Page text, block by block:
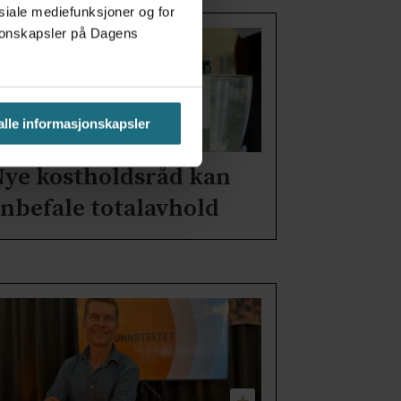
mediefunksjoner og for
på Dagens
informasjonskapsler
kostholdsråd kan
totalavhold